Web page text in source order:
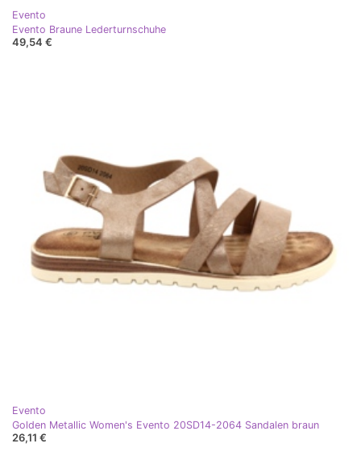
Evento
Evento Braune Lederturnschuhe
49,54 €
Evento
Golden Metallic Women's Evento 20SD14-2064 Sandalen braun
26,11 €